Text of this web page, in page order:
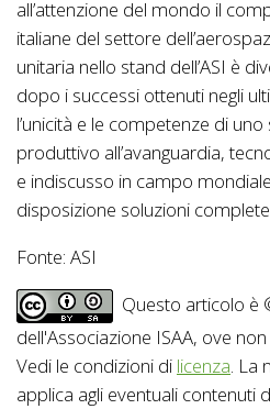
all’attenzione del mondo il
italiane del settore
unitaria nello stand dell’ASI è
dopo i successi ottenuti negli
l’unicità e le competenze di
produttivo all’avanguardia,
e indiscusso in campo
disposizione soluzioni
Fonte: ASI
Questo articolo
dell'Associazione ISAA, ove
Vedi le condizioni di licenza. La
applica agli eventuali contenuti